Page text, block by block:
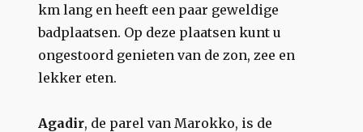
km lang en heeft een paar geweldige
badplaatsen. Op deze plaatsen kunt u
ongestoord genieten van de zon, zee en
lekker eten.
Agadir, de parel van Marokko, is de